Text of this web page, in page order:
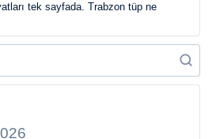
tek sayfada. Trabzon tüp ne